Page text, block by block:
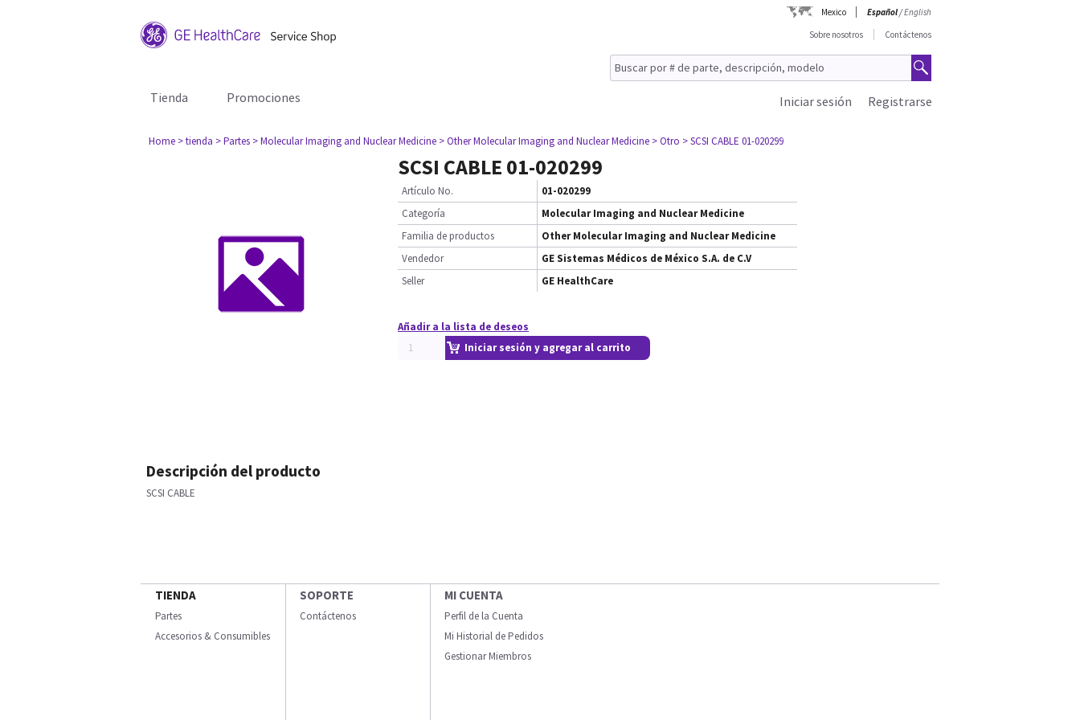
Mexico Español/English
Sobre nosotros
Contáctenos
Tienda Promociones Registrarse
Iniciar sesión
Home > tienda > Partes > Molecular Imaging and Nuclear Medicine > Other Molecular Imaging and Nuclear Medicine > Otro > SCSI CABLE 01-020299
SCSI CABLE 01-020299
Artículo No.
01-020299
Categoría
Molecular Imaging and Nuclear Medicine
Familia de productos
Other Molecular Imaging and Nuclear Medicine
Vendedor
GE Sistemas Médicos de México S.A. de C.V
Seller
GE HealthCare
Añadir a la lista de deseos
Iniciar sesión y agregar al carrito
Descripción del producto
SCSI CABLE
TIENDA
Partes
Accesorios & Consumibles
SOPORTE
Contáctenos
MI CUENTA
Perfil de la Cuenta
Mi Historial de Pedidos
Gestionar Miembros